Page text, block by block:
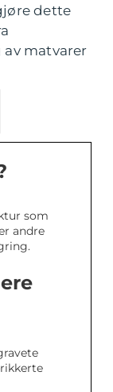
dette
matvarer
som
andre